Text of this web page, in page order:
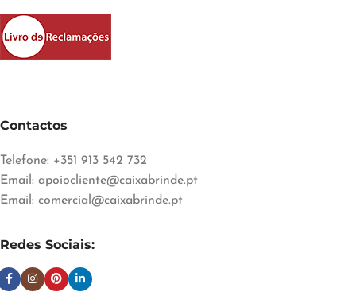
Contactos
Telefone: +351 913 542 732
Email: apoiocliente@caixabrinde.pt
Email: comercial@caixabrinde.pt
Redes Sociais: